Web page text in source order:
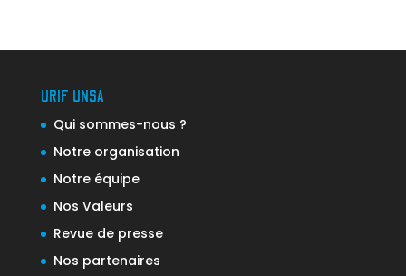
URIF UNSA
Qui sommes-nous ?
Notre organisation
Notre équipe
Nos Valeurs
Revue de presse
Nos partenaires